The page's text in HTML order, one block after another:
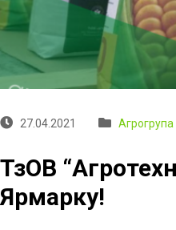
27.04.2021 Агрогрупа
ТзОВ
Ярмарку!